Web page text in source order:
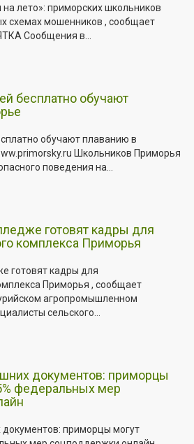
лето»: приморских школьников
схемах мошенников , сообщает
Сообщения в...
бесплатно обучают
обучают плаванию в
Школьников Приморья
поведения на...
готовят кадры для
комплекса Приморья
готовят кадры для
Приморья , сообщает
агропромышленном
сельского...
документов: приморцы
федеральных мер
приморцы могут